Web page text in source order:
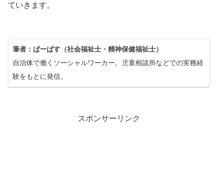
ていきます。
筆者：ぱーぱす（社会福祉士・精神保健福祉士）
自治体で働くソーシャルワーカー。児童相談所などでの実務経
験をもとに発信。
スポンサーリンク